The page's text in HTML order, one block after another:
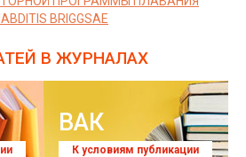
BRIGGSAE
В ЖУРНАЛАХ
ВАК
К условиям публикации